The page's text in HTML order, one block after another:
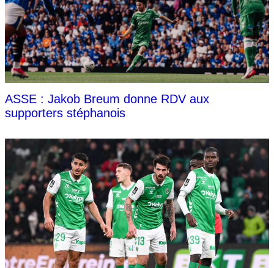
ASSE : Jakob Breum donne RDV aux
supporters stéphanois